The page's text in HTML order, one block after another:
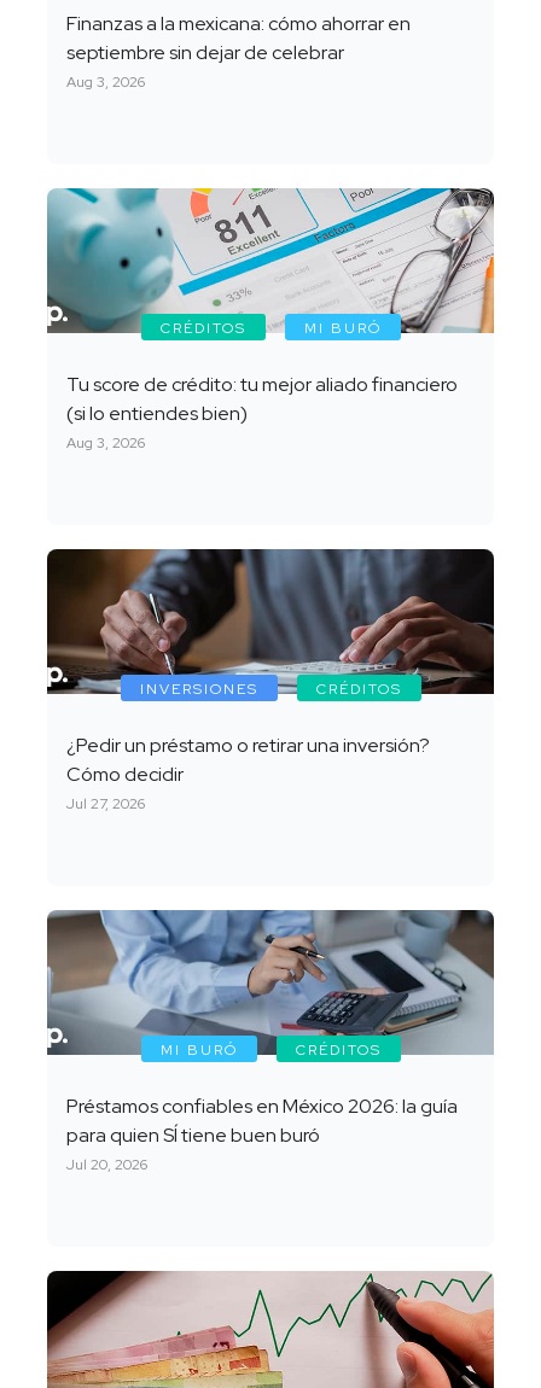
Finanzas a la mexicana: cómo ahorrar en
septiembre sin dejar de celebrar
Aug 3, 2026
CRÉDITOS MI BURÓ
Tu score de crédito: tu mejor aliado financiero
(si lo entiendes bien)
Aug 3, 2026
INVERSIONES CRÉDITOS
¿Pedir un préstamo o retirar una inversión?
Cómo decidir
Jul 27, 2026
MI BURÓ CRÉDITOS
Préstamos confiables en México 2026: la guía
para quien SÍ tiene buen buró
Jul 20, 2026